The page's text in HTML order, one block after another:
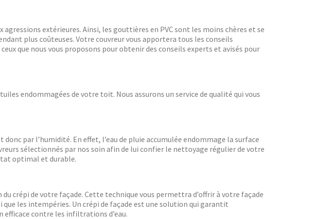
extérieures. Ainsi, les gouttières en PVC sont les moins chères et se
plus coûteuses. Votre couvreur vous apportera tous les conseils
que nous vous proposons pour obtenir des conseils experts et avisés pour
endommagées de votre toit. Nous assurons un service de qualité qui vous
par l’humidité. En effet, l’eau de pluie accumulée endommage la surface
sélectionnés par nos soin afin de lui confier le nettoyage régulier de votre
optimal et durable.
crépi de votre façade. Cette technique vous permettra d’offrir à votre façade
les intempéries. Un crépi de façade est une solution qui garantit
contre les infiltrations d’eau.